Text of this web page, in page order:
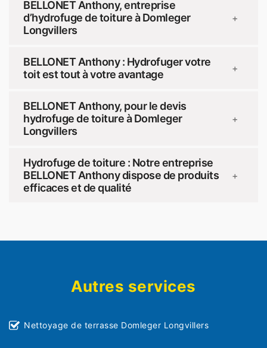
BELLONET Anthony, entreprise
d’hydrofuge de toiture à Domleger
Longvillers
+
BELLONET Anthony : Hydrofuger votre
toit est tout à votre avantage
+
BELLONET Anthony, pour le devis
hydrofuge de toiture à Domleger
Longvillers
+
Hydrofuge de toiture : Notre entreprise
BELLONET Anthony dispose de produits
efficaces et de qualité
+
Autres services
Nettoyage de terrasse Domleger Longvillers